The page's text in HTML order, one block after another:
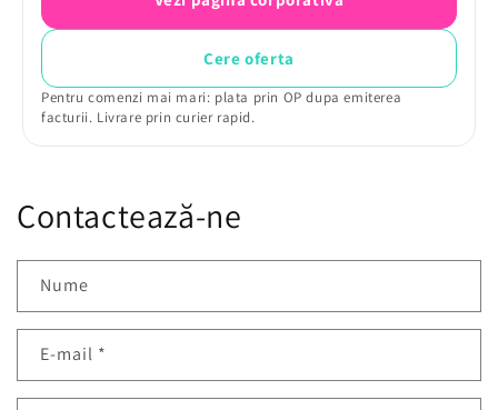
Cere oferta
Pentru comenzi mai mari: plata prin OP dupa emiterea
facturii. Livrare prin curier rapid.
Contactează-ne
Nume
E-mail *